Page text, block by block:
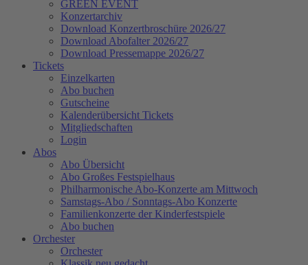
GREEN EVENT
Konzertarchiv
Download Konzertbroschüre 2026/27
Download Abofalter 2026/27
Download Pressemappe 2026/27
Tickets
Einzelkarten
Abo buchen
Gutscheine
Kalenderübersicht Tickets
Mitgliedschaften
Login
Abos
Abo Übersicht
Abo Großes Festspielhaus
Philharmonische Abo-Konzerte am Mittwoch
Samstags-Abo / Sonntags-Abo Konzerte
Familienkonzerte der Kinderfestspiele
Abo buchen
Orchester
Orchester